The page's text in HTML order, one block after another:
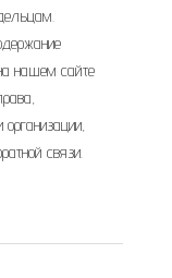
нашем сайте
связи.